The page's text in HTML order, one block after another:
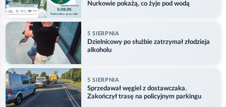
Nurkowie pokażą, co żyje pod wodą
5 SIERPNIA
Dzielnicowy po służbie zatrzymał złodzieja
alkoholu
5 SIERPNIA
Sprzedawał węgiel z dostawczaka.
Zakończył trasę na policyjnym parkingu